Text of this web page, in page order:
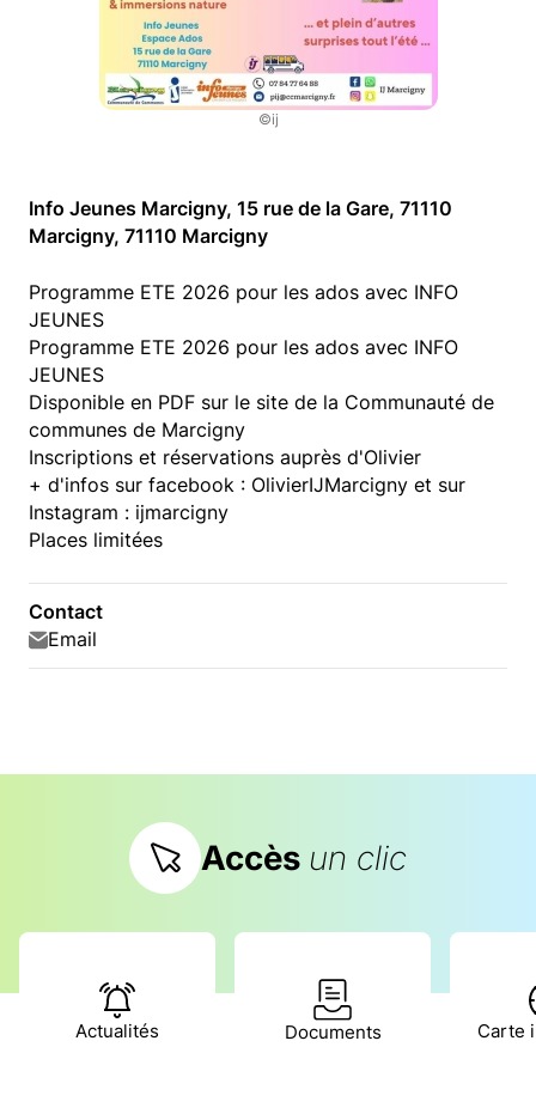
©ij
Info Jeunes Marcigny, 15 rue de la Gare, 71110
Marcigny, 71110 Marcigny
Programme ETE 2026 pour les ados avec INFO
JEUNES
Programme ETE 2026 pour les ados avec INFO
JEUNES
Disponible en PDF sur le site de la Communauté de
communes de Marcigny
Inscriptions et réservations auprès d'Olivier
+ d'infos sur facebook : OlivierIJMarcigny et sur
Instagram : ijmarcigny
Places limitées
Contact
Email
Accès un clic
Actualités Documents Carte